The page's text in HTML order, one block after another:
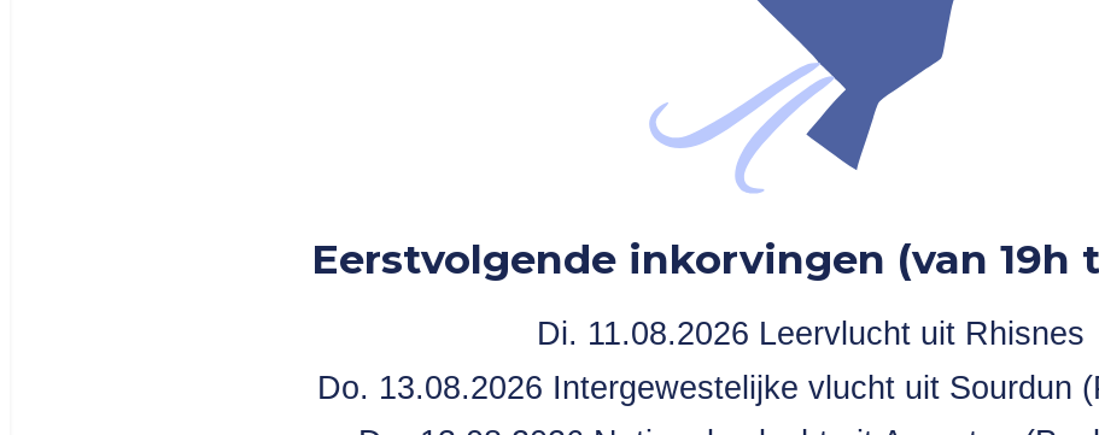
Eerstvolgende inkorvingen (van 19h
Di. 11.08.2026 Leervlucht uit Rhisnes
Do. 13.08.2026 Intergewestelijke vlucht uit Sourdun